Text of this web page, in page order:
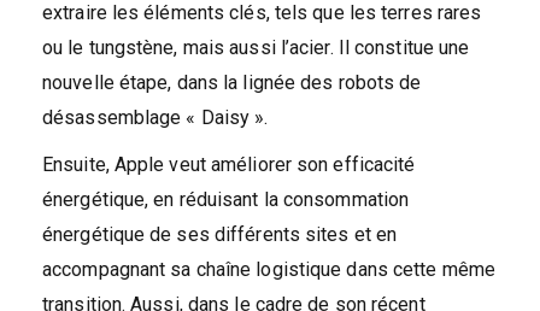
extraire les éléments clés, tels que les terres rares
ou le tungstène, mais aussi l’acier. Il constitue une
nouvelle étape, dans la lignée des robots de
désassemblage « Daisy ».
Ensuite, Apple veut améliorer son efficacité
énergétique, en réduisant la consommation
énergétique de ses différents sites et en
accompagnant sa chaîne logistique dans cette même
transition. Aussi, dans le cadre de son récent